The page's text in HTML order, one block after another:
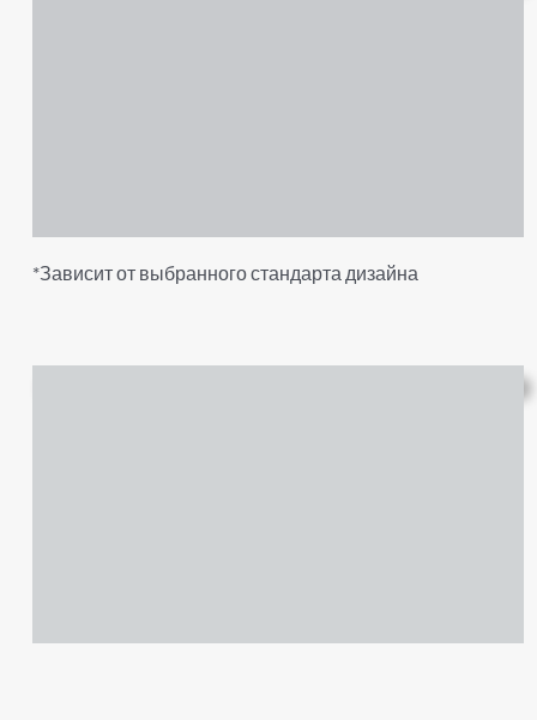
*Зависит от выбранного стандарта дизайна